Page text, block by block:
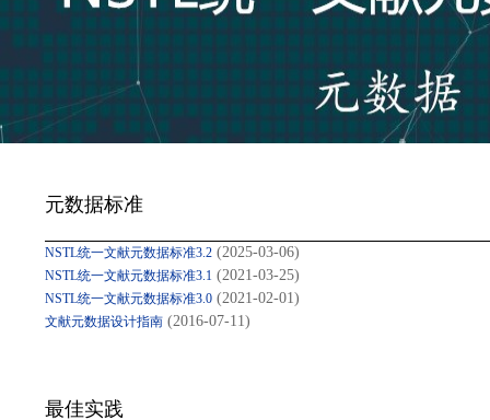
元数据标准
NSTL统一文献元数据标准3.2 (2025-03-06)
NSTL统一文献元数据标准3.1 (2021-03-25)
NSTL统一文献元数据标准3.0 (2021-02-01)
文献元数据设计指南 (2016-07-11)
最佳实践